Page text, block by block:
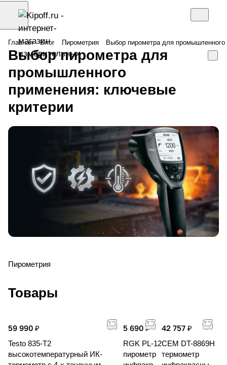
Главная Блог Пирометрия Выбор пирометра для
Выбор пирометра для
промышленного
применения: ключевые
критерии
Пирометрия
Товары
59 990 ₽
Testo 835-T2
высокотемпературный ИК-
5 690 ₽
RGK PL-12
пирометр
42 757 ₽
CEM DT-8869H
термометр